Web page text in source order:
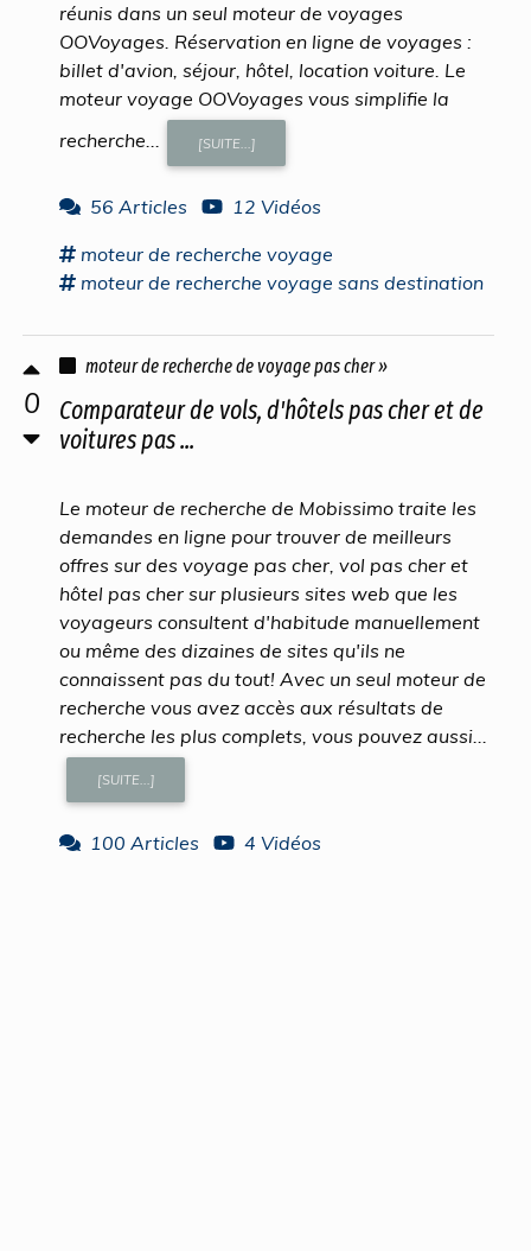
réunis dans un seul moteur de voyages
OOVoyages. Réservation en ligne de voyages :
billet d'avion, séjour, hôtel, location voiture. Le
moteur voyage OOVoyages vous simplifie la
recherche...
[SUITE...]
56 Articles
12 Vidéos
moteur de recherche voyage
moteur de recherche voyage sans destination
0
moteur de recherche de voyage pas cher »
Comparateur de vols, d'hôtels pas cher et de
voitures pas ...
Le moteur de recherche de Mobissimo traite les
demandes en ligne pour trouver de meilleurs
offres sur des voyage pas cher, vol pas cher et
hôtel pas cher sur plusieurs sites web que les
voyageurs consultent d'habitude manuellement
ou même des dizaines de sites qu'ils ne
connaissent pas du tout! Avec un seul moteur de
recherche vous avez accès aux résultats de
recherche les plus complets, vous pouvez aussi...
[SUITE...]
100 Articles 4 Vidéos